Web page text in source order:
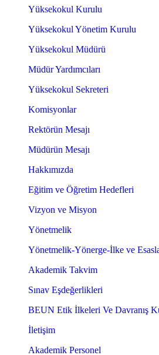
Yüksekokul Kurulu
Yüksekokul Yönetim Kurulu
Yüksekokul Müdürü
Müdür Yardımcıları
Yüksekokul Sekreteri
Komisyonlar
Rektörün Mesajı
Müdürün Mesajı
Hakkımızda
Eğitim ve Öğretim Hedefleri
Vizyon ve Misyon
Yönetmelik
Yönetmelik-Yönerge-İlke ve
Akademik Takvim
Sınav Eşdeğerlikleri
BEUN Etik İlkeleri Ve Davranış
İletişim
Akademik Personel